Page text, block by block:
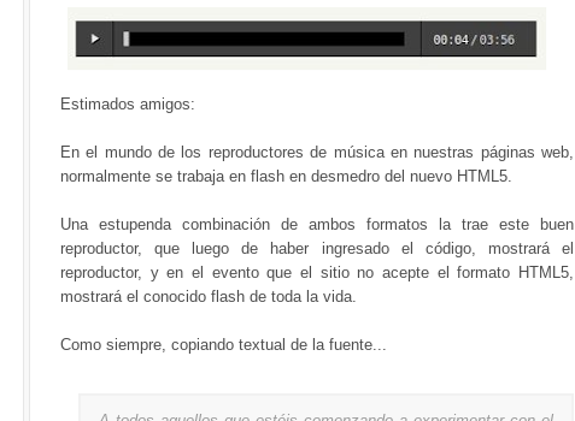
Estimados amigos:
En el mundo de los reproductores de música en nuestras páginas web,
normalmente se trabaja en flash en desmedro del nuevo HTML5.
Una estupenda combinación de ambos formatos la trae este buen
reproductor, que luego de haber ingresado el código, mostrará el
reproductor, y en el evento que el sitio no acepte el formato HTML5,
mostrará el conocido flash de toda la vida.
Como siempre, copiando textual de la fuente...